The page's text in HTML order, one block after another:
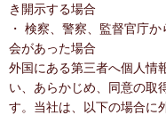
き開示する場合
・ 検察、警察、監督官庁
会があった場合
外国にある第三者へ個人情
い、あらかじめ、同意の取
す。当社は、以下の場合に